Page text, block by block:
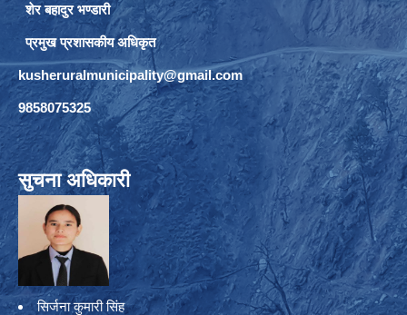
शेर बहादुर भण्डारी
प्रमुख प्रशासकीय अधिकृत
kusheruralmunicipality@gmail.com
9858075325
सुचना अधिकारी
सिर्जना कुमारी सिंह